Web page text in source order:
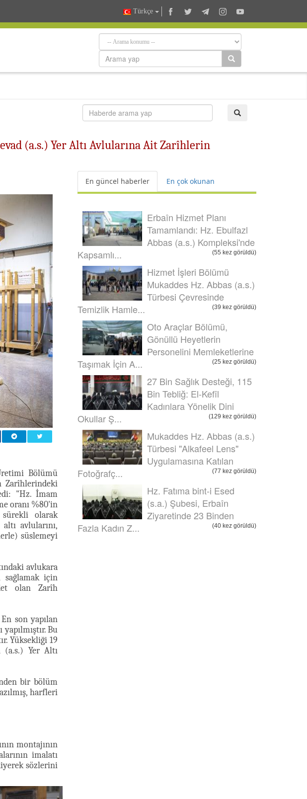
Türkçe
(a.s.) Yer Altı Avlularına Ait Zarîhlerin
Bölümü
Zarîhlerindeki
"Hz. İmam
oranı %80'in
olarak
avlularını,
süslemeyi
avlukara
sağlamak için
olan Zarîh
son yapılan
Bu
Yüksekliği 19
(a.s.) Yer Altı
bir bölüm
harfleri
montajının
imalatı
sözlerini
En güncel haberler En çok okunan
Erbaîn Hizmet Planı
Tamamlandı: Hz. Ebulfazl
Abbas (a.s.) Kompleksi'nde
Kapsamlı...
(55 kez görüldü)
Hizmet İşleri Bölümü
Mukaddes Hz. Abbas (a.s.)
Türbesi Çevresinde
Temizlik Hamle...
(39 kez görüldü)
Oto Araçlar Bölümü,
Gönüllü Heyetlerin
Personelini Memleketlerine
Taşımak İçin A...
(25 kez görüldü)
27 Bin Sağlık Desteği, 115
Bin Tebliğ: El-Kefîl
Kadınlara Yönelik Dini
Okullar Ş...
(129 kez görüldü)
Mukaddes Hz. Abbas (a.s.)
Türbesi "Alkafeel Lens"
Uygulamasına Katılan
Fotoğrafç...
(77 kez görüldü)
Hz. Fatıma bint-i Esed
(s.a.) Şubesi, Erbaîn
Ziyaretinde 23 Binden
Fazla Kadın Z...
(40 kez görüldü)